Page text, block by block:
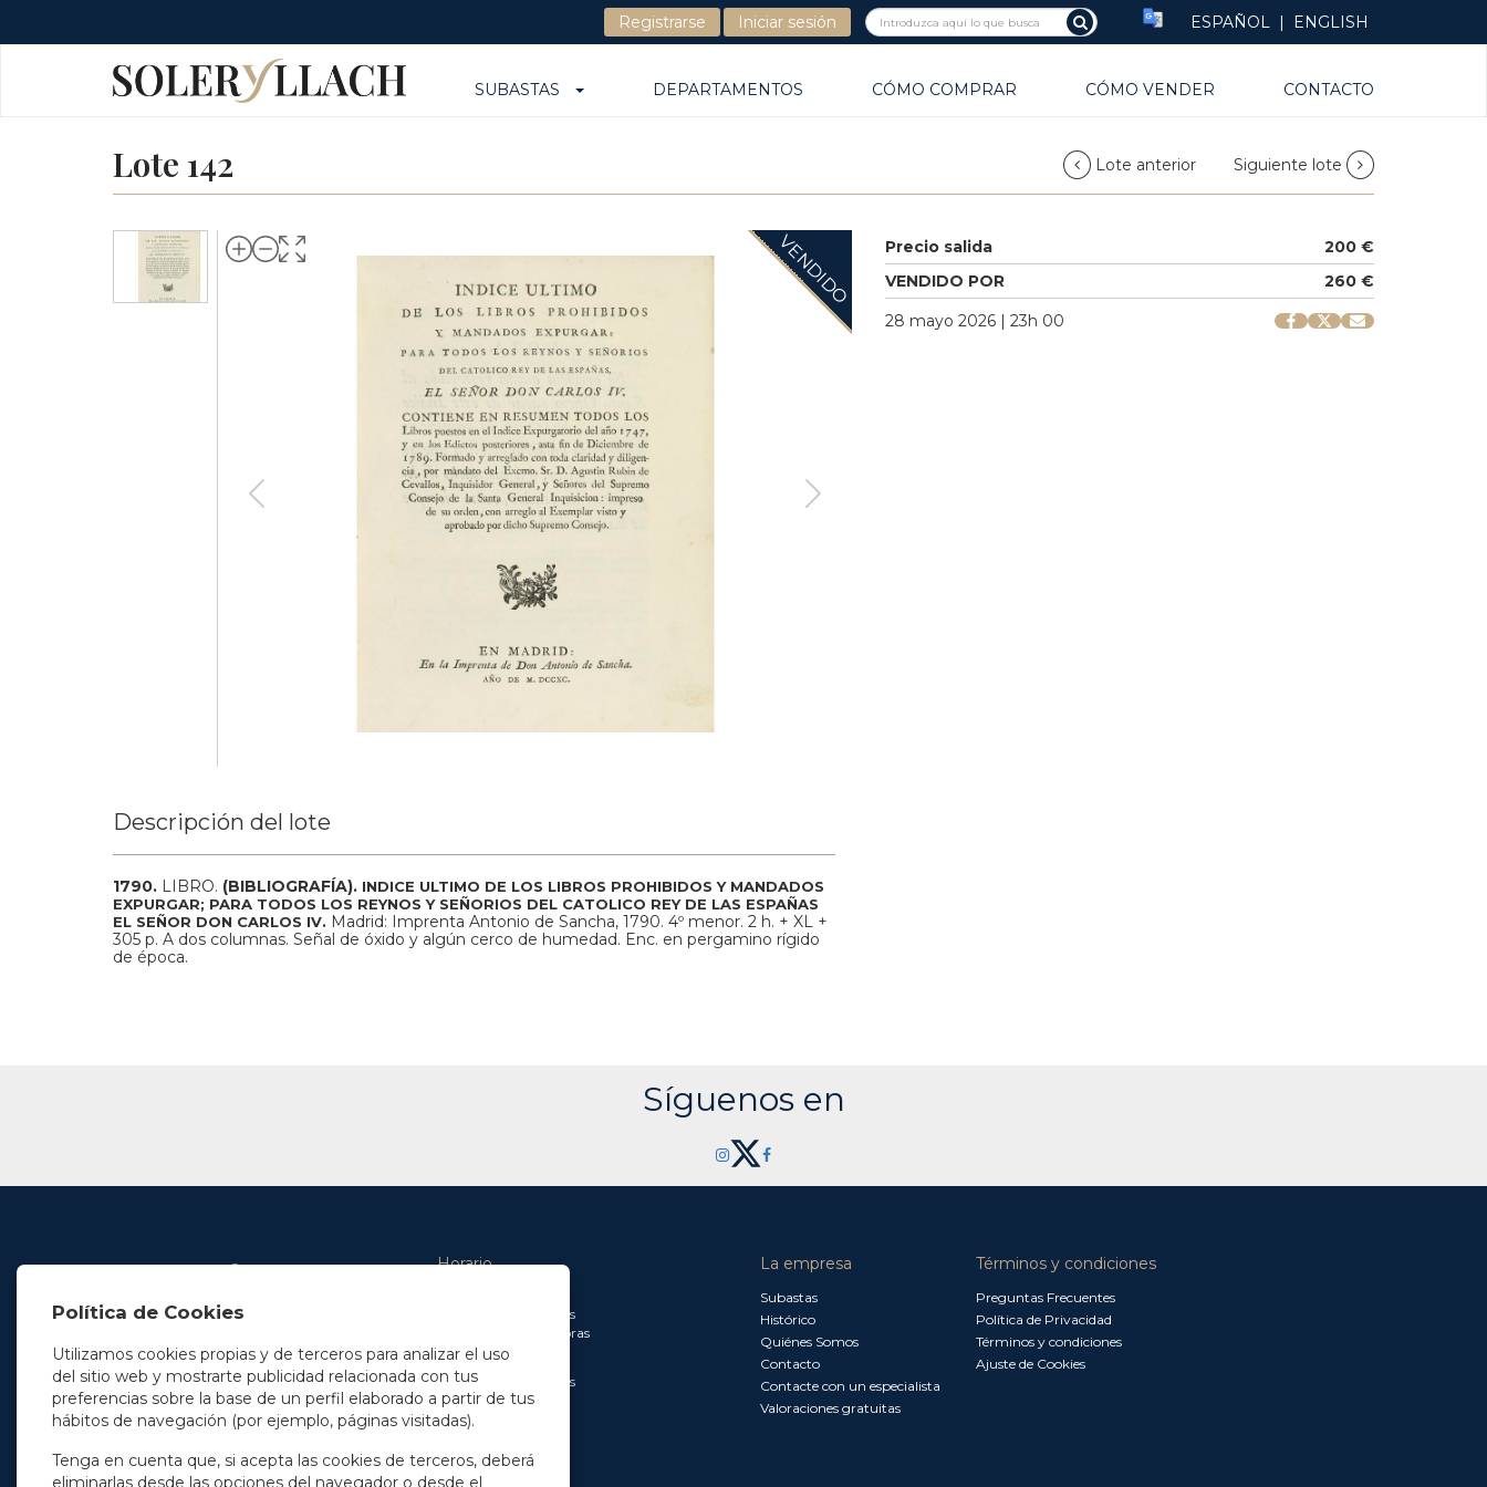
Registrarse Iniciar sesión ESPAÑOL | ENGLISH
SUBASTAS DEPARTAMENTOS CÓMO COMPRAR CÓMO VENDER CONTACTO
Lote 142 Lote anterior Siguiente lote
VENDIDO Precio salida
200 €
VENDIDO POR
260 €
28 mayo 2026 | 23h 00
Descripción del lote
1790. LIBRO. (BIBLIOGRAFÍA). INDICE ULTIMO DE LOS LIBROS PROHIBIDOS Y MANDADOS
EXPURGAR; PARA TODOS LOS REYNOS Y SEÑORIOS DEL CATOLICO REY DE LAS ESPAÑAS
EL SEÑOR DON CARLOS IV. Madrid: Imprenta Antonio de Sancha, 1790. 4º menor. 2 h. + XL +
305 p. A dos columnas. Señal de óxido y algún cerco de humedad. Enc. en pergamino rígido
de época.
Síguenos en
En Madrid
info@soleryllach.com
En Barcelona
Beethoven 13
+34 93 201 87 33
info@soleryllach.com
Horario
De 9.00 a 13.30 horas
y de 14.30 a 18.00 horas
Viernes:
De 8.30 a 15.00 horas
La empresa
Subastas
Histórico
Quiénes Somos
Contacto
Contacte con un especialista
Valoraciones gratuitas
Términos y condiciones
Preguntas Frecuentes
Política de Privacidad
Términos y condiciones
Ajuste de Cookies
Política de Cookies
Utilizamos cookies propias y de terceros para analizar el uso
del sitio web y mostrarte publicidad relacionada con tus
preferencias sobre la base de un perfil elaborado a partir de tus
hábitos de navegación (por ejemplo, páginas visitadas).
Tenga en cuenta que, si acepta las cookies de terceros, deberá
eliminarlas desde las opciones del navegador o desde el